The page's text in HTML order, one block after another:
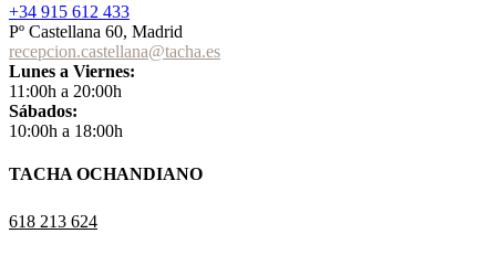
+34 915 612 433
Pº Castellana 60, Madrid
recepcion.castellana@tacha.es
Lunes a Viernes:
11:00h a 20:00h
Sábados:
10:00h a 18:00h
TACHA OCHANDIANO
618 213 624